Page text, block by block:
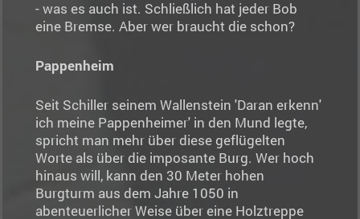
- was es auch ist. Schließlich hat jeder Bob
eine Bremse. Aber wer braucht die schon?
Pappenheim
Seit Schiller seinem Wallenstein 'Daran erkenn'
ich meine Pappenheimer' in den Mund legte,
spricht man mehr über diese geflügelten
Worte als über die imposante Burg. Wer hoch
hinaus will, kann den 30 Meter hohen
Burgturm aus dem Jahre 1050 in
abenteuerlicher Weise über eine Holztreppe